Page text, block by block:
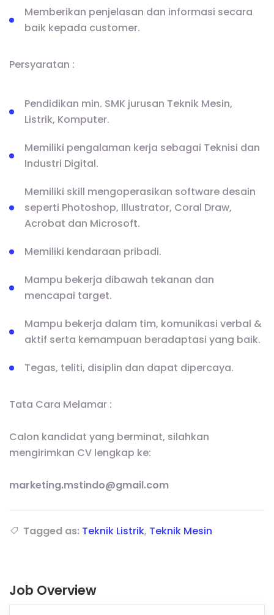
Memberikan penjelasan dan informasi secara
baik kepada customer.
Persyaratan :
Pendidikan min. SMK jurusan Teknik Mesin,
Listrik, Komputer.
Memiliki pengalaman kerja sebagai Teknisi dan
Industri Digital.
Memiliki skill mengoperasikan software desain
seperti Photoshop, Illustrator, Coral Draw,
Acrobat dan Microsoft.
Memiliki kendaraan pribadi.
Mampu bekerja dibawah tekanan dan
mencapai target.
Mampu bekerja dalam tim, komunikasi verbal &
aktif serta kemampuan beradaptasi yang baik.
Tegas, teliti, disiplin dan dapat dipercaya.
Tata Cara Melamar :
Calon kandidat yang berminat, silahkan
mengirimkan CV lengkap ke:
marketing.mstindo@gmail.com
Tagged as: Teknik Listrik, Teknik Mesin
Job Overview